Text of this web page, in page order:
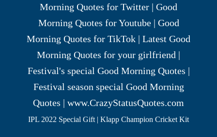
IPL 2022 Special Gift | Klapp Champion Cricket Kit